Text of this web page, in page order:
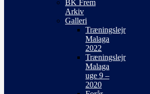
BK Frem
Arkiv
Galleri
Træningslejr
Malaga
2022
Træningslejr
Malaga
uge 9 –
2020